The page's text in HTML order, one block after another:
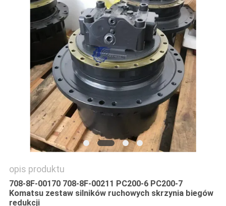
WSZYSTKIE
PRZYPADKI
POPROSIĆ
O
WYCENĘ
SITEMAP
POLITYKA
PRYWATNOŚCI
opis produktu
708-8F-00170 708-8F-00211 PC200-6 PC200-7
Komatsu zestaw silników ruchowych skrzynia biegów
redukcji